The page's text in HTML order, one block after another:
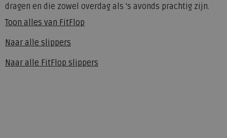
dragen en die zowel overdag als 's avonds prachtig zijn.
Toon alles van FitFlop
Naar alle slippers
Naar alle FitFlop slippers